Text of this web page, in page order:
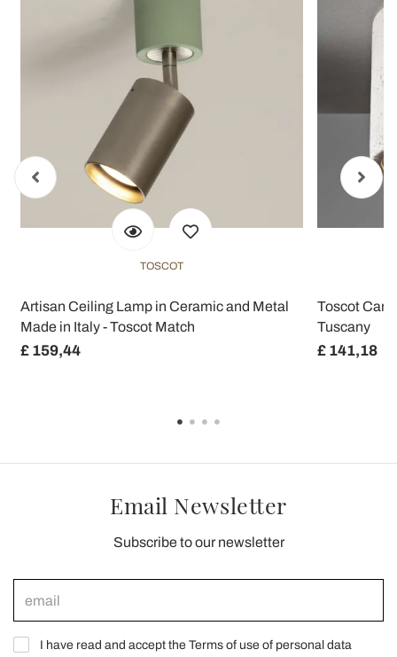
TOSCOT
Artisan Ceiling Lamp in Ceramic and Metal
Made in Italy - Toscot Match
£ 159,44
Toscot
Tuscany
£ 141,18
Email Newsletter
Subscribe to our newsletter
I have read and accept the Terms of use of personal data